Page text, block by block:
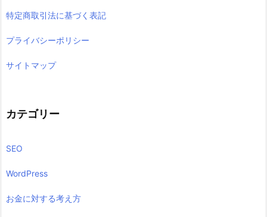
特定商取引法に基づく表記
プライバシーポリシー
サイトマップ
カテゴリー
SEO
WordPress
お金に対する考え方